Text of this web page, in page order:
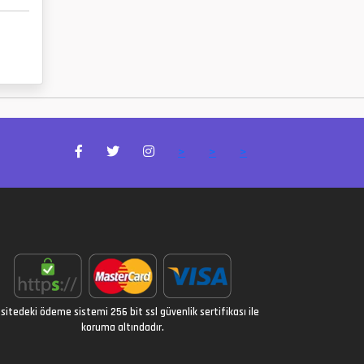
> > >
sitedeki ödeme sistemi 256 bit ssl güvenlik sertifikası ile
koruma altındadır.